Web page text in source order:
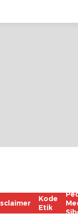
Kode
Etik